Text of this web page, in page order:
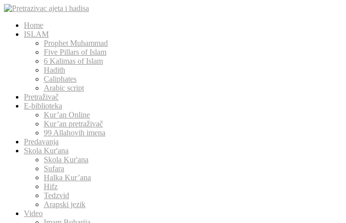
Home
ISLAM
Prophet Muhammad
Five Pillars of Islam
6 Kalimas of Islam
Hadith
Caliphates
Arabic script
Pretraživač
E-biblioteka
Kur’an Online
Kur’an pretraživač
99 Allahovih imena
Predavanja
Skola Kur'ana
Skola Kur'ana
Sufara
Halka Kur’ana
Hifz
Tedzvid
Arapski jezik
Video